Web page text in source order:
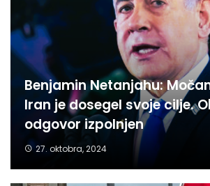
Benjamin Netanjahu:
Iran je dosegel svoje cilje.
odgovor izpolnjen
27. oktobra, 2024